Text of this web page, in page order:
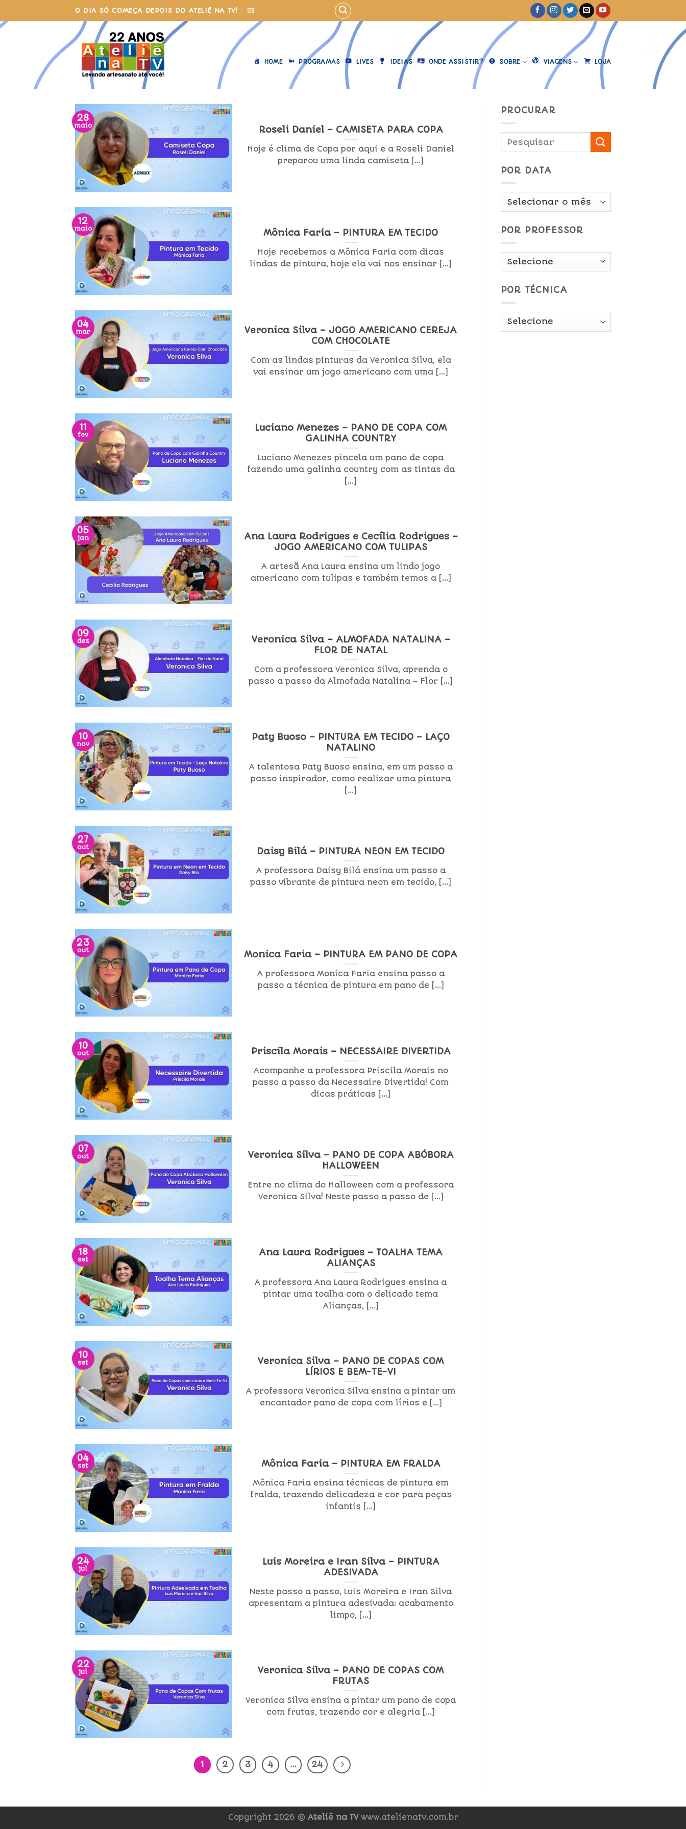
to
content
O DIA SÓ COMEÇA DEPOIS DO ATELIÊ NA TV!
HOME PROGRAMAS LIVES IDEIAS ONDE ASSISTIR? SOBRE VIAGENS LOJA
Roseli Daniel – CAMISETA PARA COPA
Hoje é clima de Copa por aqui e a Roseli Daniel
preparou uma linda camiseta [...]
28
maio
Mônica Faria – PINTURA EM TECIDO
Hoje recebemos a Mônica Faria com dicas
lindas de pintura, hoje ela vai nos ensinar [...]
12
maio
Veronica Silva – JOGO AMERICANO CEREJA
COM CHOCOLATE
Com as lindas pinturas da Veronica Silva, ela
vai ensinar um jogo americano com uma [...]
04
mar
Luciano Menezes – PANO DE COPA COM
GALINHA COUNTRY
Luciano Menezes pincela um pano de copa
fazendo uma galinha country com as tintas da
[...]
11
fev
Ana Laura Rodrigues e Cecília Rodrigues –
JOGO AMERICANO COM TULIPAS
A artesã Ana Laura ensina um lindo jogo
americano com tulipas e também temos a [...]
05
jan
Veronica Silva – ALMOFADA NATALINA –
FLOR DE NATAL
Com a professora Veronica Silva, aprenda o
passo a passo da Almofada Natalina – Flor [...]
09
dez
Paty Buoso – PINTURA EM TECIDO – LAÇO
NATALINO
A talentosa Paty Buoso ensina, em um passo a
passo inspirador, como realizar uma pintura
[...]
10
nov
Daisy Bilá – PINTURA NEON EM TECIDO
A professora Daisy Bilá ensina um passo a
passo vibrante de pintura neon em tecido, [...]
27
out
Monica Faria – PINTURA EM PANO DE COPA
A professora Monica Faria ensina passo a
passo a técnica de pintura em pano de [...]
23
out
Priscila Morais – NECESSAIRE DIVERTIDA
Acompanhe a professora Priscila Morais no
passo a passo da Necessaire Divertida! Com
dicas práticas [...]
10
out
Veronica Silva – PANO DE COPA ABÓBORA
HALLOWEEN
Entre no clima do Halloween com a professora
Veronica Silva! Neste passo a passo de [...]
07
out
Ana Laura Rodrigues – TOALHA TEMA
ALIANÇAS
A professora Ana Laura Rodrigues ensina a
pintar uma toalha com o delicado tema
Alianças, [...]
18
set
Veronica Silva – PANO DE COPAS COM
LÍRIOS E BEM-TE-VI
A professora Veronica Silva ensina a pintar um
encantador pano de copa com lírios e [...]
10
set
Mônica Faria – PINTURA EM FRALDA
Mônica Faria ensina técnicas de pintura em
fralda, trazendo delicadeza e cor para peças
infantis [...]
04
set
Luis Moreira e Iran Silva – PINTURA
ADESIVADA
Neste passo a passo, Luis Moreira e Iran Silva
apresentam a pintura adesivada: acabamento
limpo, [...]
24
jul
Veronica Silva – PANO DE COPAS COM
FRUTAS
Veronica Silva ensina a pintar um pano de copa
com frutas, trazendo cor e alegria [...]
22
jul
1 2 3 4 … 24
PROCURAR
POR DATA
Por
POR PROFESSOR
POR TÉCNICA
Copyright 2026 © Ateliê na TVwww.atelienatv.com.br